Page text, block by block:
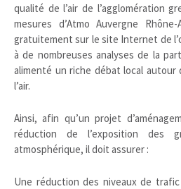
qualité de l’air de l’agglomération
mesures d’Atmo Auvergne
gratuitement sur le site Internet de
à de nombreuses analyses de la
alimenté un riche débat local autour
l’air.
Ainsi, afin qu’un projet
réduction de l’exposition des
atmosphérique, il doit assurer :
Une réduction des niveaux de